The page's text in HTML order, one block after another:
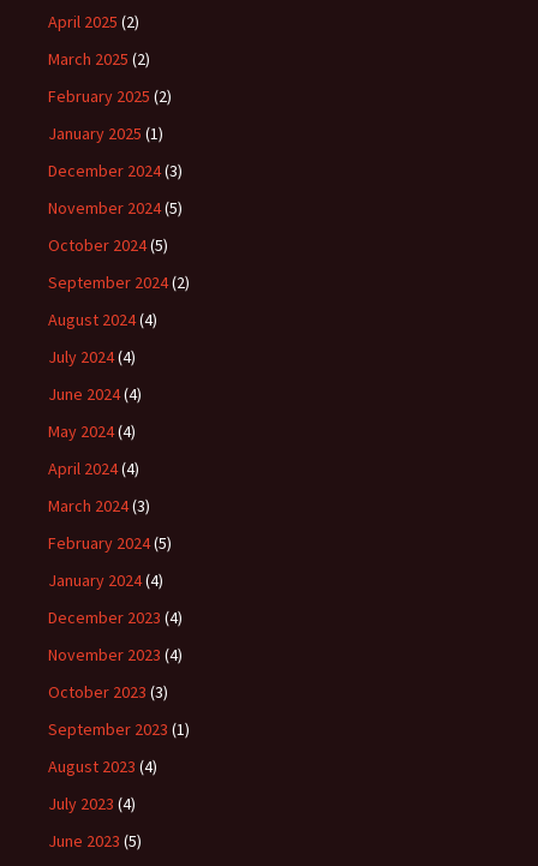
April 2025 (2)
March 2025 (2)
February 2025 (2)
January 2025 (1)
December 2024(3)
November 2024(5)
October 2024(5)
September 2024(2)
August 2024(4)
July 2024(4)
June 2024(4)
May 2024(4)
April 2024(4)
March 2024(3)
February 2024(5)
January 2024(4)
December 2023 (4)
November 2023 (4)
October 2023 (3)
September 2023 (1)
August 2023 (4)
July 2023 (4)
June 2023 (5)